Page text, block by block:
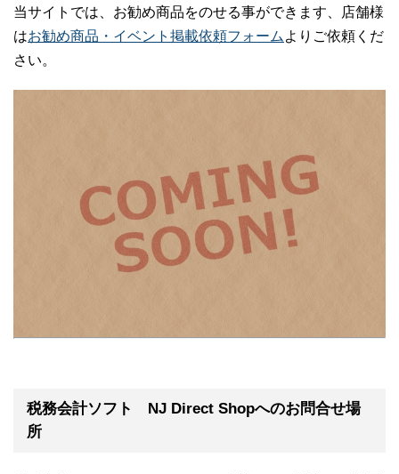
当サイトでは、お勧め商品をのせる事ができます、店舗様
はお勧め商品・イベント掲載依頼フォーム よりご依頼くだ
さい。
税務会計ソフト NJ Direct Shopへのお問合せ場
所